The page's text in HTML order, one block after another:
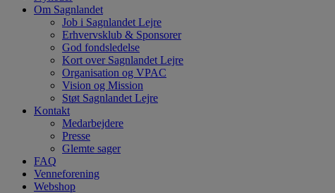
Om Sagnlandet
Job i Sagnlandet Lejre
Erhvervsklub & Sponsorer
God fondsledelse
Kort over Sagnlandet Lejre
Organisation og VPAC
Vision og Mission
Støt Sagnlandet Lejre
Kontakt
Medarbejdere
Presse
Glemte sager
FAQ
Venneforening
Webshop